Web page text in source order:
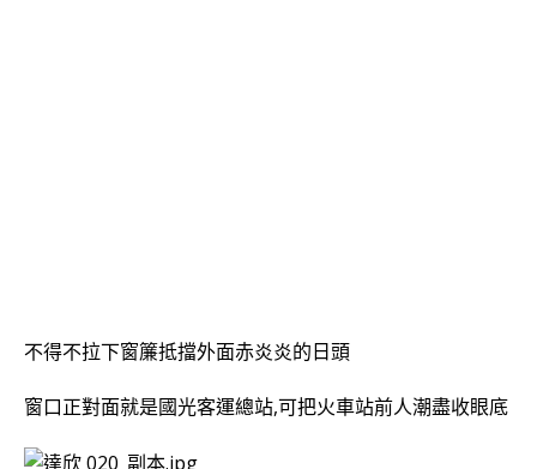
不得不拉下窗簾抵擋外面赤炎炎的日頭
窗口正對面就是國光客運總站,可把火車站前人潮盡收眼底